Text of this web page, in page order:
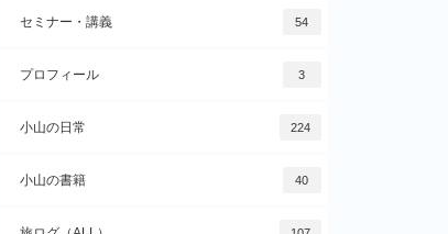
セミナー・講義 54
プロフィール 3
小山の日常 224
小山の書籍 40